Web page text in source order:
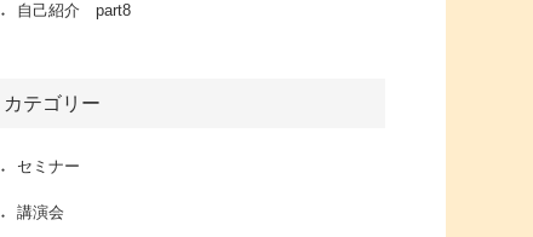
自己紹介 part8
カテゴリー
セミナー
講演会